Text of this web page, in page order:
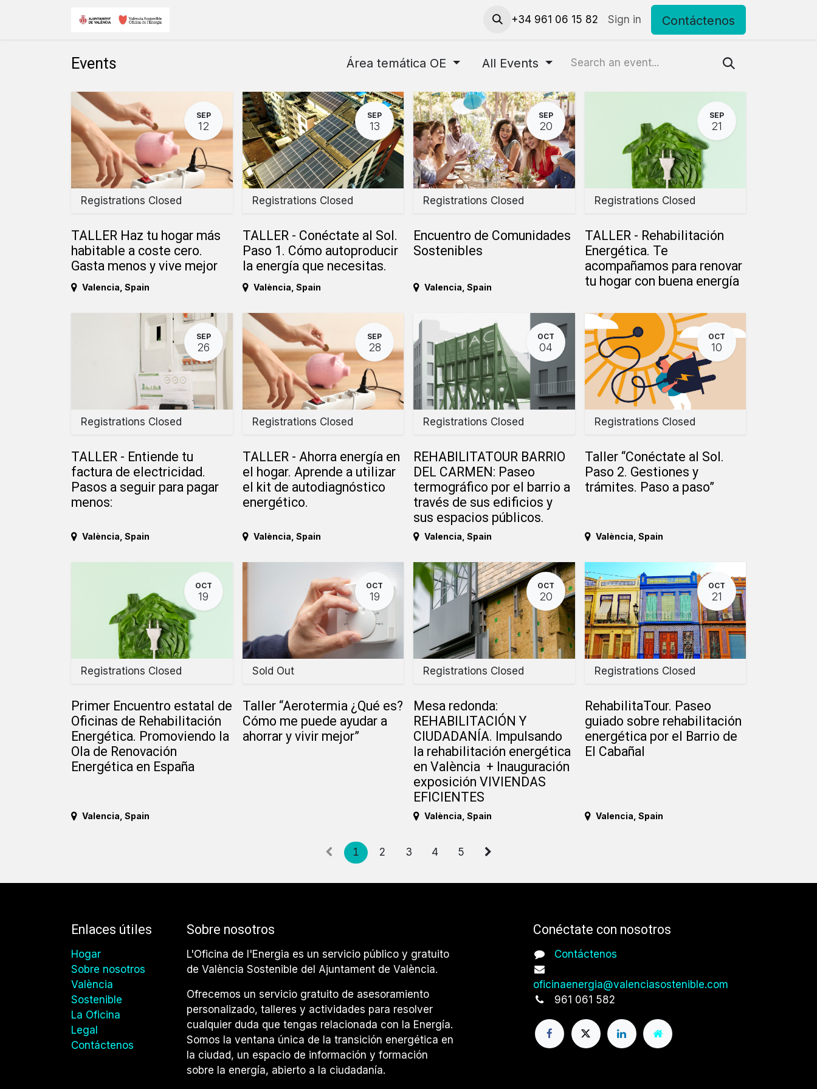
​Solicitud de servicios y préstamo de materiales Pide tu cita personalizada Contacto
+34 961 06 15 82 Sign in Contáctenos
Events Área temática OE All Events
SEP
12
Registrations Closed
TALLER Haz tu hogar más
habitable a coste cero.
Gasta menos y vive mejor
Valencia Spain
SEP
13
Registrations Closed
TALLER - Conéctate al Sol.
Paso 1. Cómo autoproducir
la energía que necesitas.
València Spain
SEP
20
Registrations Closed
Encuentro de Comunidades
Sostenibles
Valencia Spain
SEP
21
Registrations Closed
TALLER - Rehabilitación
Energética. Te
acompañamos para renovar
tu hogar con buena energía
SEP
26
Registrations Closed
TALLER - Entiende tu
factura de electricidad.
Pasos a seguir para pagar
menos:
València Spain
SEP
28
Registrations Closed
TALLER - Ahorra energía en
el hogar. Aprende a utilizar
el kit de autodiagnóstico
energético.
València Spain
OCT
04
Registrations Closed
REHABILITATOUR BARRIO
DEL CARMEN: Paseo
termográfico por el barrio a
través de sus edificios y
sus espacios públicos.
Valencia Spain
OCT
10
Registrations Closed
Taller “Conéctate al Sol.
Paso 2. Gestiones y
trámites. Paso a paso”
València Spain
OCT
19
Registrations Closed
Primer Encuentro estatal de
Oficinas de Rehabilitación
Energética. Promoviendo la
Ola de Renovación
Energética en España
Valencia Spain
OCT
19
Sold Out
Taller “Aerotermia ¿Qué es?
Cómo me puede ayudar a
ahorrar y vivir mejor”
OCT
20
Registrations Closed
Mesa redonda:
REHABILITACIÓN Y
CIUDADANÍA. Impulsando
la rehabilitación energética
en València + Inauguración
exposición VIVIENDAS
EFICIENTES
València Spain
OCT
21
Registrations Closed
RehabilitaTour. Paseo
guiado sobre rehabilitación
energética por el Barrio de
El Cabañal
Valencia Spain
1 2 3 4 5
Enlaces útiles
Hogar
Sobre nosotros
València
Sostenible
La Oficina
Legal
Contáctenos
Sobre nosotros
L'Oficina de l'Energia es un servicio público y gratuito
de València Sostenible del Ajuntament de València.
Ofrecemos un servicio gratuito de asesoramiento
personalizado, talleres y actividades para resolver
cualquier duda que tengas relacionada con la Energía.
Somos la ventana única de la transición energética en
la ciudad, un espacio de información y formación
sobre la energía, abierto a la ciudadanía.
Conéctate con nosotros
Contáctenos
oficinaenergia@valenciasostenible.com
961 061 582